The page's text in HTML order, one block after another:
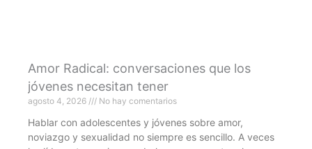
Amor Radical: conversaciones que los
jóvenes necesitan tener
agosto 4, 2026 No hay comentarios
Hablar con adolescentes y jóvenes sobre amor,
noviazgo y sexualidad no siempre es sencillo. A veces